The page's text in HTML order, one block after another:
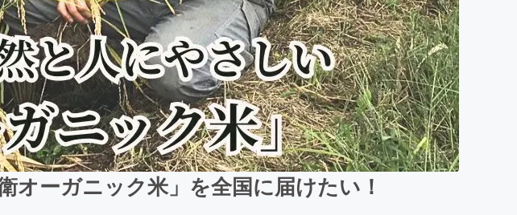
オーガニック米」を全国に届けたい！